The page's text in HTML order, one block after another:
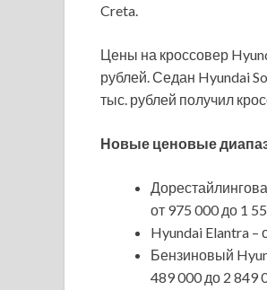
Creta.
Цены на кроссовер
рублей. Седан Hyundai
тыс. рублей получил
Новые ценовые
от 975 000 до 1
Hyundai Elantra –
Бензиновый
489 000 до 2 849